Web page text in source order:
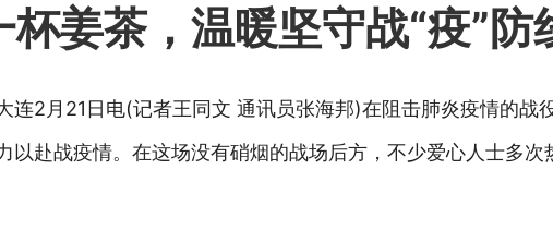
杯姜茶，温暖坚守战“疫”
连2月21日电(记者王同文 通讯员张海邦)在阻击肺炎疫情的战
以赴战疫情。在这场没有硝烟的战场后方，不少爱心人士多次